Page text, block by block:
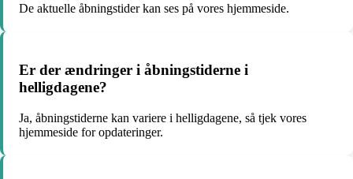
De aktuelle åbningstider kan ses på vores hjemmeside.
Er der ændringer i åbningstiderne i
helligdagene?
Ja, åbningstiderne kan variere i helligdagene, så tjek vores
hjemmeside for opdateringer.